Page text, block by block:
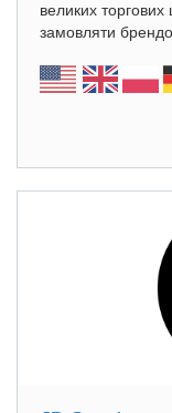
великих торгових
замовляти